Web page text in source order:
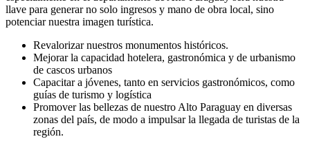
llave para generar no solo ingresos y mano de obra local, sino
potenciar nuestra imagen turística.
Revalorizar nuestros monumentos históricos.
Mejorar la capacidad hotelera, gastronómica y de urbanismo
de cascos urbanos
Capacitar a jóvenes, tanto en servicios gastronómicos, como
guías de turismo y logística
Promover las bellezas de nuestro Alto Paraguay en diversas
zonas del país, de modo a impulsar la llegada de turistas de la
región.